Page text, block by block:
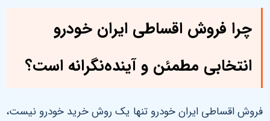
چرا فروش اقساطی ایران خودرو
انتخابی مطمئن و آینده‌نگرانه است؟
فروش اقساطی ایران خودرو تنها یک روش خرید خودرو نیست،